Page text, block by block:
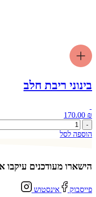
בינוני ריבת חלב
170.00 ₪
-
כמות
של
הוספה לסל
הישארו מעודכנים עיקבו
פייסבוק אינסטוש